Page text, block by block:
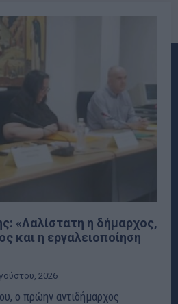
«Λαλίστατη η δήμαρχος,
και η εργαλειοποίηση
2026
ο πρώην αντιδήμαρχος